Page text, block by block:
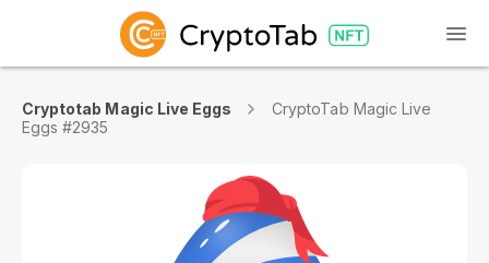
Cryptotab Magic Live Eggs
CryptoTab Magic Live
Eggs #2935